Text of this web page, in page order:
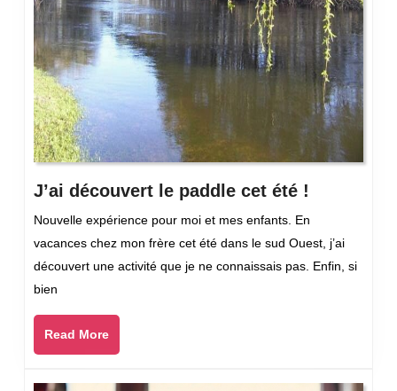
J’ai découvert le paddle cet été !
paddle
cet
Nouvelle expérience pour moi et mes enfants. En
vacances chez mon frère cet été dans le sud Ouest, j’ai
découvert une activité que je ne connaissais pas. Enfin, si
bien
Read MoreRead
More